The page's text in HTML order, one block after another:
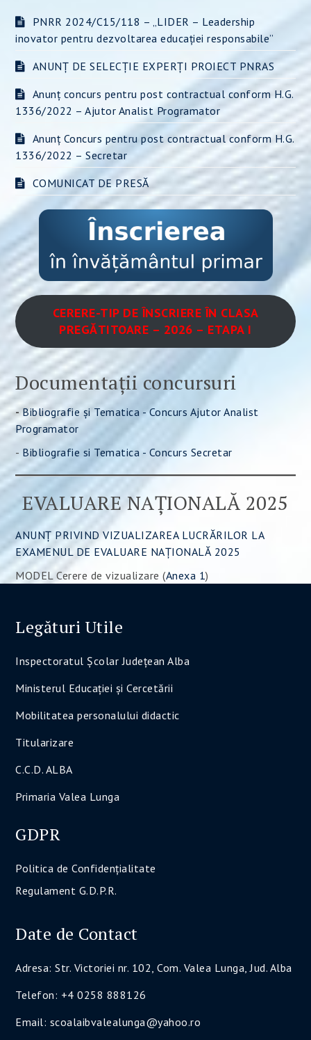
PNRR 2024/C15/118 – „LIDER – Leadership
inovator pentru dezvoltarea educației responsabile”
ANUNȚ DE SELECȚIE EXPERȚI PROIECT PNRAS
Anunț concurs pentru post contractual conform H.G.
1336/2022 – Ajutor Analist Programator
Anunț Concurs pentru post contractual conform H.G.
1336/2022 – Secretar
COMUNICAT DE PRESĂ
CERERE-TIP DE ÎNSCRIERE ÎN CLASA
PREGĂTITOARE – 2026 – ETAPA I
Documentații concursuri
-Bibliografie și Tematica - Concurs Ajutor Analist
Programator
- Bibliografie si Tematica - Concurs Secretar
EVALUARE NAȚIONALĂ 2025
ANUNȚ PRIVIND VIZUALIZAREA LUCRĂRILOR LA
EXAMENUL DE EVALUARE NAȚIONALĂ 2025
MODEL Cerere de vizualizare (Anexa 1)
Legături Utile
Inspectoratul Şcolar Judeţean Alba
Ministerul Educaţiei şi Cercetării
Mobilitatea personalului didactic
Titularizare
C.C.D. ALBA
Primaria Valea Lunga
GDPR
Politica de Confidenţialitate
Regulament G.D.P.R.
Date de Contact
Adresa: Str. Victoriei nr. 102, Com. Valea Lunga, Jud. Alba
Telefon: +4 0258 888126
Email: scoalaibvalealunga@yahoo.ro